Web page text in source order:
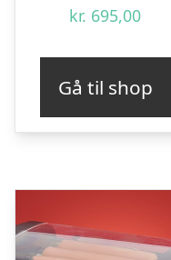
kr. 695,00
Gå til shop